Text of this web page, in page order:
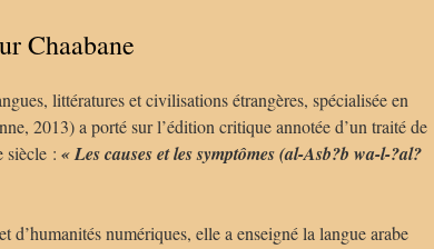
Chaabane
littératures et civilisations étrangères, spécialisée en
2013) a porté sur l’édition critique annotée d’un traité de
siècle : « Les causes et les symptômes (al-Asb?b wa-l-?al?
d’humanités numériques, elle a enseigné la langue arabe